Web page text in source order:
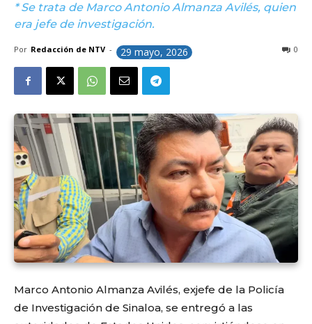
* Se trata de Marco Antonio Almanza Avilés, quien
era jefe de investigación.
Por Redacción de NTV - 29 mayo, 2026 0
Marco Antonio Almanza Avilés, exjefe de la Policía
de Investigación de Sinaloa, se entregó a las